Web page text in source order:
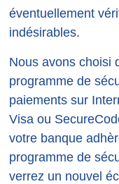
éventuellement
indésirables.
Nous avons choisi
programme de
paiements sur
Visa ou
votre banque
programme de
verrez un nouvel